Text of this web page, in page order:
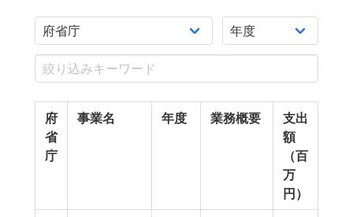
府
省
庁
事業名 年度 業務概要
支出
額
（百
万
円）